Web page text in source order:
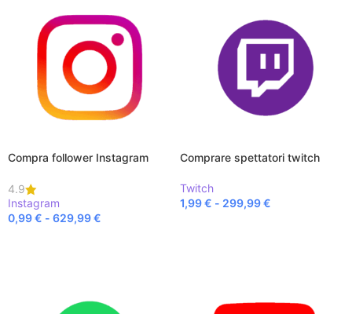
Compra follower Instagram
4.9
Instagram
0,99€ - 629,99€
Comprare spettatori twitch
Twitch
1,99€ - 299,99€